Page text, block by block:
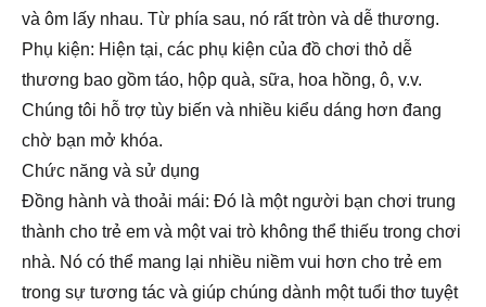
và ôm lấy nhau. Từ phía sau, nó rất tròn và dễ thương.
Phụ kiện: Hiện tại, các phụ kiện của đồ chơi thỏ dễ
thương bao gồm táo, hộp quà, sữa, hoa hồng, ô, v.v.
Chúng tôi hỗ trợ tùy biến và nhiều kiểu dáng hơn đang
chờ bạn mở khóa.
Chức năng và sử dụng
Đồng hành và thoải mái: Đó là một người bạn chơi trung
thành cho trẻ em và một vai trò không thể thiếu trong chơi
nhà. Nó có thể mang lại nhiều niềm vui hơn cho trẻ em
trong sự tương tác và giúp chúng dành một tuổi thơ tuyệt